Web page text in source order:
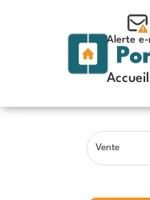
Alerte e-
Accueil
Vente